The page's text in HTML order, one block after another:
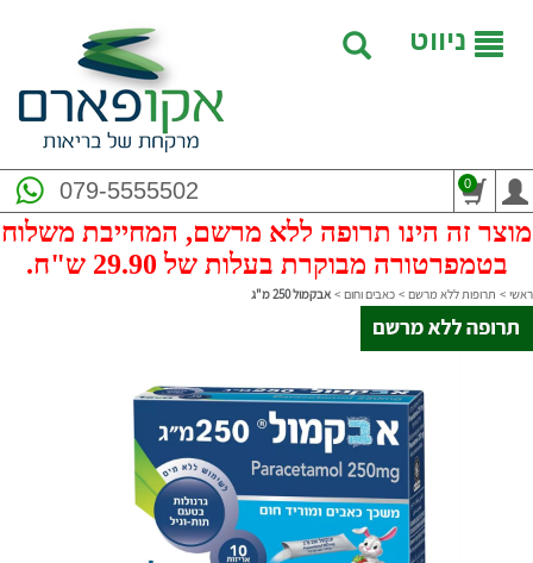
ניווט
079-5555502 0
מוצר זה הינו תרופה ללא מרשם, המחייבת משלוח
בטמפרטורה מבוקרת בעלות של 29.90 ש"ח.
ראשי > תרופות ללא מרשם > כאבים וחום > אבקמול 250 מ"ג